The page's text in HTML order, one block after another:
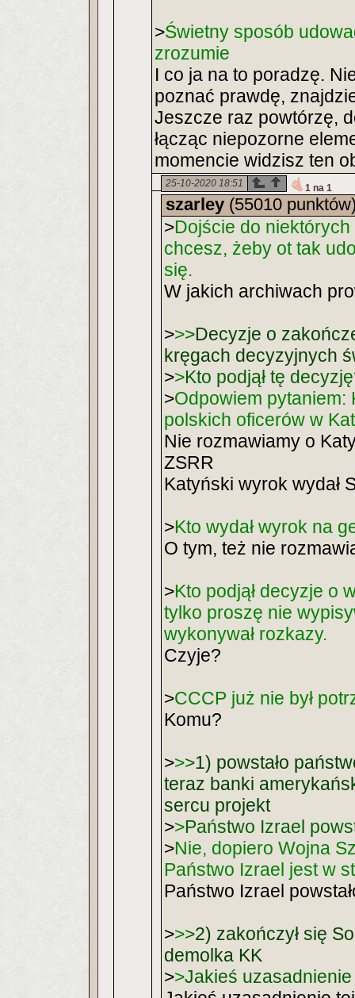
>Świetny sposób
zrozumie
I co ja na to poradzę.
poznać prawdę,
Jeszcze raz powtórzę,
łącząc niepozorne
momencie widzisz ten
25-10-2020 18:51 1 na 1
szarley (55010
>Dojście do niektórych
chcesz, żeby ot tak
się.
W jakich archiwach
>>>Decyzje o
kręgach decyzyjnych
>>Kto podjął tę
>Odpowiem pytaniem:
polskich oficerów w
Nie rozmawiamy o
ZSRR
Katyński wyrok wydał
>Kto wydał wyrok na
O tym, też nie
>Kto podjął decyzje o
tylko proszę nie
wykonywał rozkazy.
Czyje?
>CCCP już nie był
Komu?
>>>1) powstało
teraz banki
sercu projekt
>>Państwo Izrael
>Nie, dopiero Wojna
Państwo Izrael jest w
Państwo Izrael
>>>2) zakończył się
demolka KK
>>Jakieś